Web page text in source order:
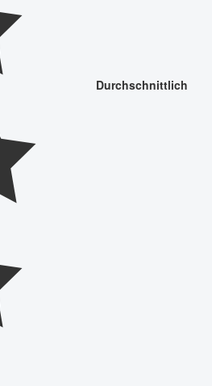
Durchschnittlich